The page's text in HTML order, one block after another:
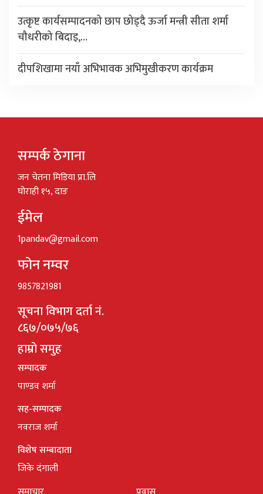
उत्कृष्ट कार्यसम्पादनको छाप छोड्दै ऊर्जा मन्त्री सीता शर्मा
चौधरीको बिदाइ,…
दीपशिखामा नयाँ अभिभावक अभिमुखीकरण कार्यक्रम
सम्पर्क ठेगाना
जन चेतना मिडिया प्रा.लि
घोराही १५, दाङ
ईमेल
1pandav@gmail.com
फोन नम्वर
9857821981
सूचना विभाग दर्ता नं.
८६७/०७५/७६
हाम्रो समुह
सम्पादक
पाण्डव शर्मा
सह-सम्पादक
नवराज शर्मा
विशेष सम्बादाता
जिके दंगाली